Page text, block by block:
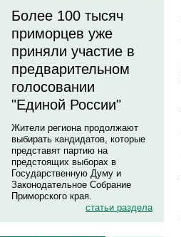
Более 100 тысяч
приморцев уже
приняли участие в
предварительном
голосовании
"Единой России"
Жители региона продолжают
выбирать кандидатов, которые
представят партию на
предстоящих выборах в
Государственную Думу и
Законодательное Собрание
Приморского края.
статьи раздела